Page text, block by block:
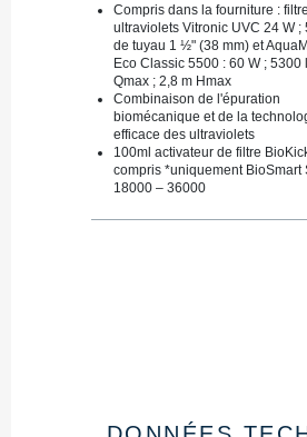
Compris dans la fourniture :
ultraviolets Vitronic UVC 24 W ;
de tuyau 1 ½" (38 mm) et
Eco Classic 5500 : 60 W ; 5300
Qmax ; 2,8 m Hmax
Combinaison de l'épuration
biomécanique et de la
efficace des ultraviolets
100ml activateur de filtre
compris *uniquement BioSmart
18000 – 36000